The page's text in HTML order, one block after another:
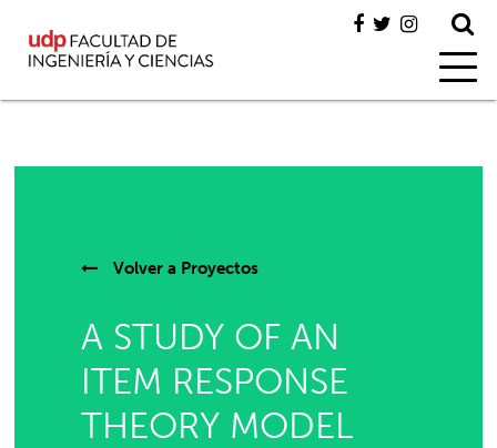
Volver a Proyectos
A STUDY OF AN
ITEM RESPONSE
THEORY MODEL